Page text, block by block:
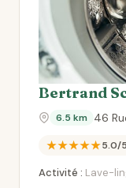
Bertrand
6.5 km 46
★★★★★5.0/5
Activité : Lave-